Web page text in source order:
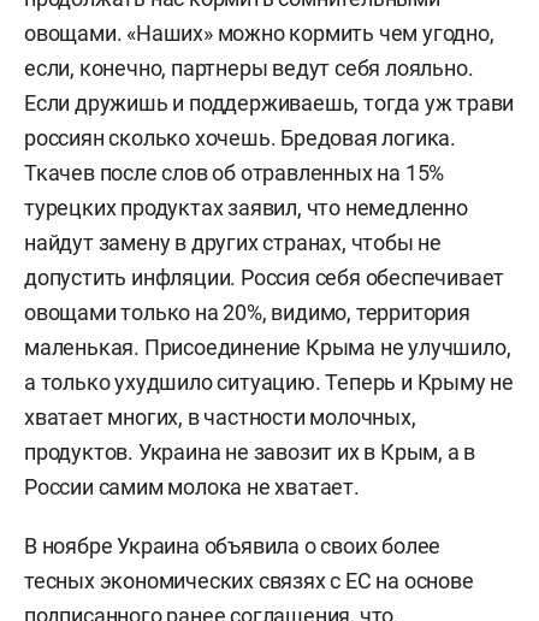
овощами. «Наших» можно кормить чем угодно,
если, конечно, партнеры ведут себя лояльно.
Если дружишь и поддерживаешь, тогда уж трави
россиян сколько хочешь. Бредовая логика.
Ткачев после слов об отравленных на 15%
турецких продуктах заявил, что немедленно
найдут замену в других странах, чтобы не
допустить инфляции. Россия себя обеспечивает
овощами только на 20%, видимо, территория
маленькая. Присоединение Крыма не улучшило,
а только ухудшило ситуацию. Теперь и Крыму не
хватает многих, в частности молочных,
продуктов. Украина не завозит их в Крым, а в
России самим молока не хватает.
В ноябре Украина объявила о своих более
тесных экономических связях с ЕС на основе
подписанного ранее соглашения, что,